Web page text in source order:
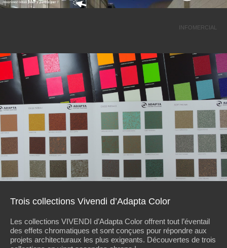
INFOMERCIAL
Trois collections Vivendi d’Adapta Color
Les collections VIVENDI d’Adapta Color offrent tout l’éventail
des effets chromatiques et sont conçues pour répondre aux
projets architecturaux les plus exigeants. Découvertes de trois